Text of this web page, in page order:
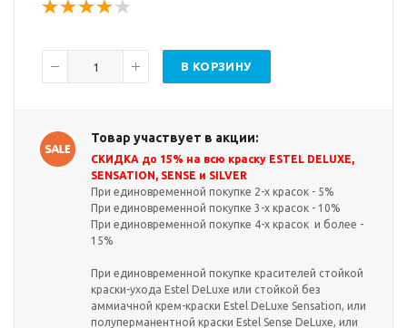
В КОРЗИНУ
Товар участвует в акции:
СКИДКА до 15% на всю краску ESTEL DELUXE,
SENSATION, SENSE и SILVER
При единовременной покупке 2-х красок - 5%
При единовременной покупке 3-х красок - 10%
При единовременной покупке 4-х красок и более -
15%
При единовременной покупке красителей стойкой
краски-ухода Estel DeLuxe или стойкой без
аммиачной крем-краски Estel DeLuxe Sensation, или
полуперманентной краски Estel Sense DeLuxe, или